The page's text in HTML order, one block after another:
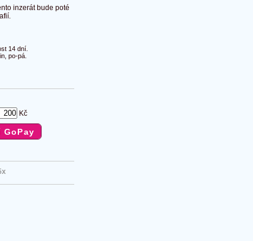
inzerát bude poté
14 dní.
po-pá.
Kč